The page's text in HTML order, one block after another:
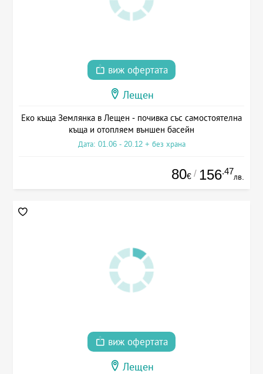
виж офертата
Лещен
Еко къща Зeмлянка в Лещен - почивка със самостоятелна
къща и отопляем външен басейн
Дата: 01.06 - 20.12 + без храна
80€ / 156.47
лв.
виж офертата
Лещен